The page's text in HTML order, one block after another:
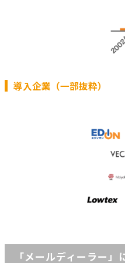
導入企業（一部抜粋）
「メールディーラー」